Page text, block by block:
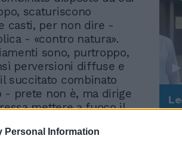
Personal Information
scaturiscono
casti, per non dire -
- «contro natura».
sono, purtroppo,
perversioni diffuse e
succitato combinato
- prete non è, ma dirige
mettere a fuoco il
tratta di temi delicati e
Meloni e la strategia